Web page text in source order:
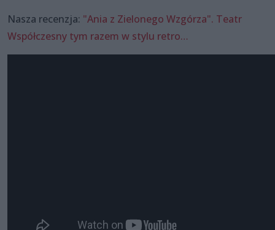
Nasza recenzja: "Ania z Zielonego Wzgórza". Teatr
Współczesny tym razem w stylu retro…